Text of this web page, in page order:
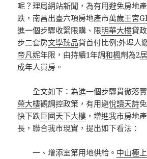
呢？理局網站新聞，為有用避免房地
跌，南昌出臺六項房地產市萬歲王宮
進一個步驟收緊限購、限明華大樓貸
步二套房文學臻品貸首付比例;外埠人
帝凡妮年限，由持續1年調和楓劑為2
成年人買房。
全文如下：為進一個步驟貫徹落實
榮大樓觀調控政策，有用避悅讀天詩
快下跌巨國天下大樓 ，增進我市房地
長，聯合我市現實，提出如下看法：
一、增添室第用地供給。 中山極